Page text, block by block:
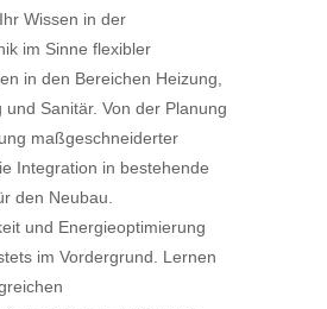
Wissen in der
im Sinne flexibler
in den Bereichen Heizung,
und Sanitär. Von der Planung
maßgeschneiderter
Integration in bestehende
den Neubau.
und Energieoptimierung
im Vordergrund. Lernen